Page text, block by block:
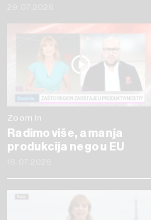
Zoom In
Radimo više, a manja
produkcija nego u EU